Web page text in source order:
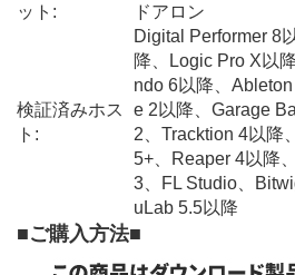
ット:
ドアロン
検証済みホス
ト:
Digital Performer 8
降、Logic Pro X以
ndo 6以降、
e 2以降、Garage
2、Tracktion 4以降
5+、Reaper 4以降
3、FL Studio、
uLab 5.5以降
■ご購入方法■